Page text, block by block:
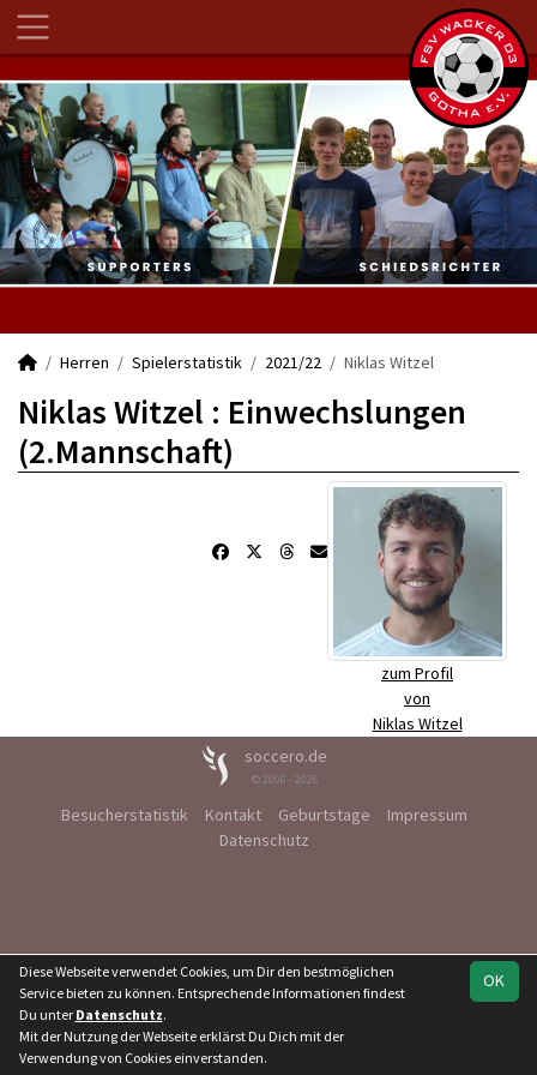
Herren Spielerstatistik 2021/22 Niklas Witzel
Niklas Witzel : Einwechslungen
(2.Mannschaft)
zum Profil
von
Niklas Witzel
soccero.de
© 2006 - 2026
Besucherstatistik Kontakt Geburtstage
Impressum
Datenschutz
OK
Diese Webseite verwendet Cookies, um Dir den bestmöglichen
Service bieten zu können. Entsprechende Informationen findest
Du unter Datenschutz.
Mit der Nutzung der Webseite erklärst Du Dich mit der
Verwendung von Cookies einverstanden.